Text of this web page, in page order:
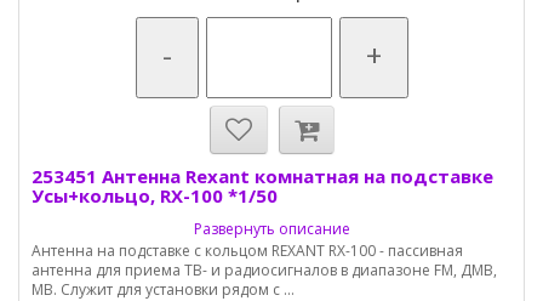
- +
253451 Антенна Rexant комнатная на подставке
Усы+кольцо, RX-100 *1/50
Развернуть описание
Антенна на подставке с кольцом REXANT RX-100 - пассивная
антенна для приема ТВ- и радиосигналов в диапазоне FM, ДМВ,
МВ. Служит для установки рядом с ...